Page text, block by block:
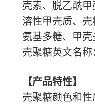
壳素、脱乙酰
溶性甲壳质、壳
氨基多糖、甲
壳聚糖英文名称
【产品特性】
壳聚糖颜色和